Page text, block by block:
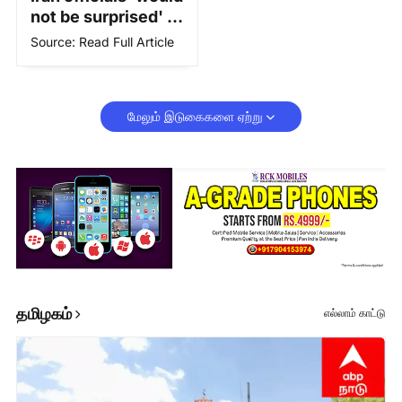
housing and ec…
not be surprised' if
Supreme Leader
Source: Read Full Article
மேலும் இடுகைகளை ஏற்று
தமிழகம் எல்லாம் காட்டு